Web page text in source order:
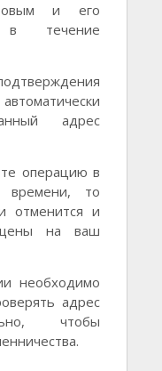
и его
в течение
адрес
операцию в
времени, то
отменится и
на ваш
необходимо
адрес
чтобы